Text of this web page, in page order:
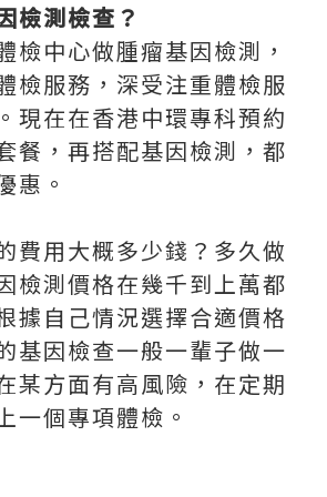
檢測檢查？
檢中心做腫瘤基因檢測，
檢服務，深受注重體檢服
現在在香港中環專科預約
餐，再搭配基因檢測，都
惠。
費用大概多少錢？多久做
檢測價格在幾千到上萬都
據自己情況選擇合適價格
基因檢查一般一輩子做一
某方面有高風險，在定期
一個專項體檢。